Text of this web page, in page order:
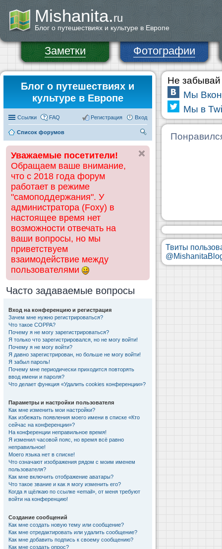
Mishanita.ru
Блог о путешествиях и культуре в Европе
Заметки Фотографии
Блог о путешествиях и
культуре в Европе
Ссылки FAQ Вход
Регистрация
Список форумов
ск
Уважаемые посетители!
Обращаем ваше внимание,
что с 2018 года форум
работает в режиме
"самоподдержания". У
администратора (Foxy) в
настоящее время нет
возможности отвечать на
ваши вопросы, но мы
приветствуем
взаимодействие между
пользователями
Часто задаваемые вопросы
Вход на конференцию и регистрация
Зачем мне нужно регистрироваться?
Что такое COPPA?
Почему я не могу зарегистрироваться?
Я только что зарегистрировался, но не могу войти!
Почему я не могу войти?
Я давно зарегистрирован, но больше не могу войти!
Я забыл пароль!
Почему мне периодически приходится повторять
ввод имени и пароля?
Что делает функция «Удалить cookies конференции»?
Параметры и настройки пользователя
Как мне изменить мои настройки?
Как избежать появления моего имени в списке «Кто
сейчас на конференции»?
На конференции неправильное время!
Я изменил часовой пояс, но время всё равно
неправильное!
Моего языка нет в списке!
Что означают изображения рядом с моим именем
пользователя?
Как мне включить отображение аватары?
Что такое звание и как я могу изменить его?
Когда я щёлкаю по ссылке «email», от меня требуют
войти на конференцию!
Создание сообщений
Как мне создать новую тему или сообщение?
Как мне отредактировать или удалить сообщение?
Как мне добавить подпись к своему сообщению?
Как мне создать опрос?
Не забывай
Мы
Мы в
Твиты